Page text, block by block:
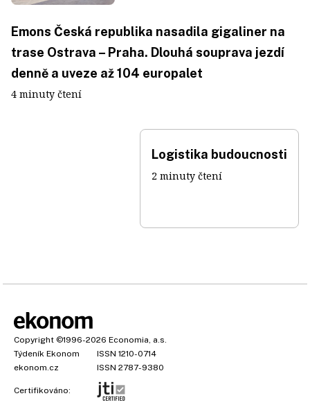
Emons Česká republika nasadila gigaliner na
trase Ostrava – Praha. Dlouhá souprava jezdí
denně a uveze až 104 europalet
4 minuty čtení
Logistika budoucnosti
2 minuty čtení
Copyright ©1996-2026 Economia, a.s.
Týdeník Ekonom
ISSN 1210-0714
ekonom.cz
ISSN 2787-9380
Certifikováno: